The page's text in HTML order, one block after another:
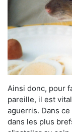
Ainsi donc, pour
pareille, il est
aguerris. Dans
dans les plus